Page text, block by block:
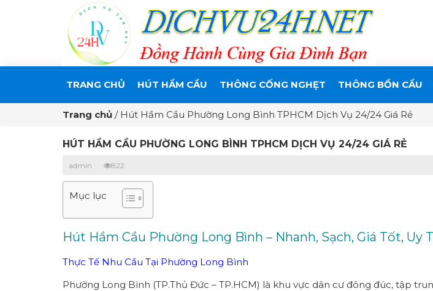
TRANG CHỦ HÚT HẦM CẦU THÔNG CỐNG NGHẸT THÔNG BỒN CẦU
Trang chủ / Hút Hầm Cầu Phường Long Bình TPHCM Dịch Vụ 24/24 Giá Rẻ
HÚT HẦM CẦU PHƯỜNG LONG BÌNH TPHCM DỊCH VỤ 24/24 GIÁ RẺ
admin 822
Mục lục
Hút Hầm Cầu Phường Long Bình – Nhanh, Sạch, Giá Tốt, Uy
Thực Tế Nhu Cầu Tại Phường Long Bình
Phường Long Bình (TP.Thủ Đức – TP.HCM) là khu vực dân cư đông đúc, tập